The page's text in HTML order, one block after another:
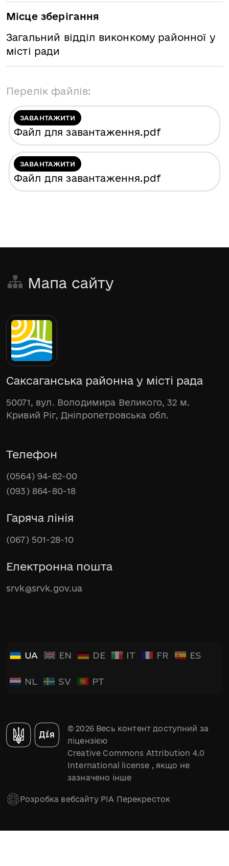
Місце зберігання
Загальний відділ виконкому районної у
місті ради
Перелік файлів:
ЗАВАНТАЖИТИ
Файл для завантаження.pdf
ЗАВАНТАЖИТИ
Файл для завантаження.pdf
Мапа сайту
Саксаганська районна у місті рада
50071, вул. Володимира Великого, 32 м.
Кривий Ріг, Дніпропетровська обл.
Телефон
(0564) 94-82-00
(093) 864-80-18
Гаряча лінія
(067) 501-28-10
Електронна пошта
srvk@srvk.gov.ua
UA EN DE IT FR ES
NL SV PT
© 2026 Весь контент доступний за
ліцензією
Creative Commons Attribution 4.0
International license , якщо не
зазначено інше
Розробка вебсайту РІА Перекресток